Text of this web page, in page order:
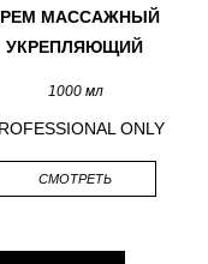
МАССАЖНЫЙ
УКРЕПЛЯЮЩИЙ
1000 мл
ONLY
СМОТРЕТЬ